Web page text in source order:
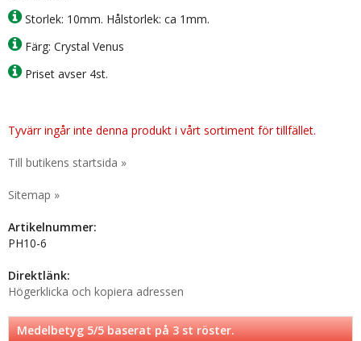
Storlek: 10mm. Hålstorlek: ca 1mm.
Färg: Crystal Venus
Priset avser 4st.
Tyvärr ingår inte denna produkt i vårt sortiment för tillfället.
Till butikens startsida »
Sitemap »
Artikelnummer:
PH10-6
Direktlänk:
Högerklicka och kopiera adressen
Medelbetyg5/5 baserat på3st röster.